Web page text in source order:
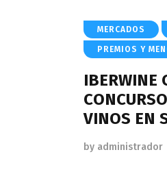
MERCADOS
PREMIOS Y
IBERWINE
VINOS EN
by administrador